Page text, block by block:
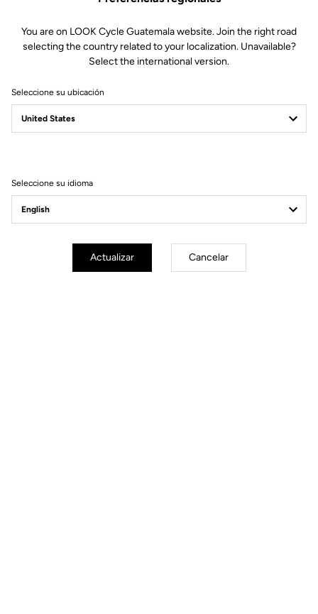
New E-765
Descubre las bicicletas
You are on LOOK Cycle Guatemala website. Join the right road
selecting the country related to your localization. Unavailable?
Select the international version.
Seleccione su ubicación
Seleccione su idioma
Actualizar Cancelar